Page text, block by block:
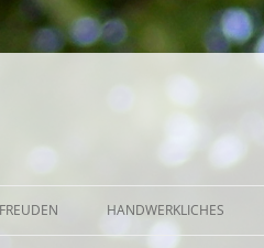
HANDWERKLICHES